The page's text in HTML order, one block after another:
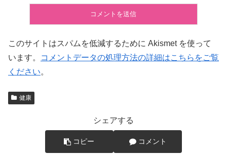
このサイトはスパムを低減するために Akismet を使って
います。
コメントデータの処理方法の詳細はこちらをご覧
ください。
健康
シェアする
コピー コメント